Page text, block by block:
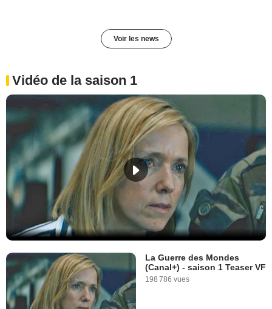
Voir les news
Vidéo de la saison 1
La Guerre des Mondes
(Canal+) - saison 1 Teaser VF
198 786 vues